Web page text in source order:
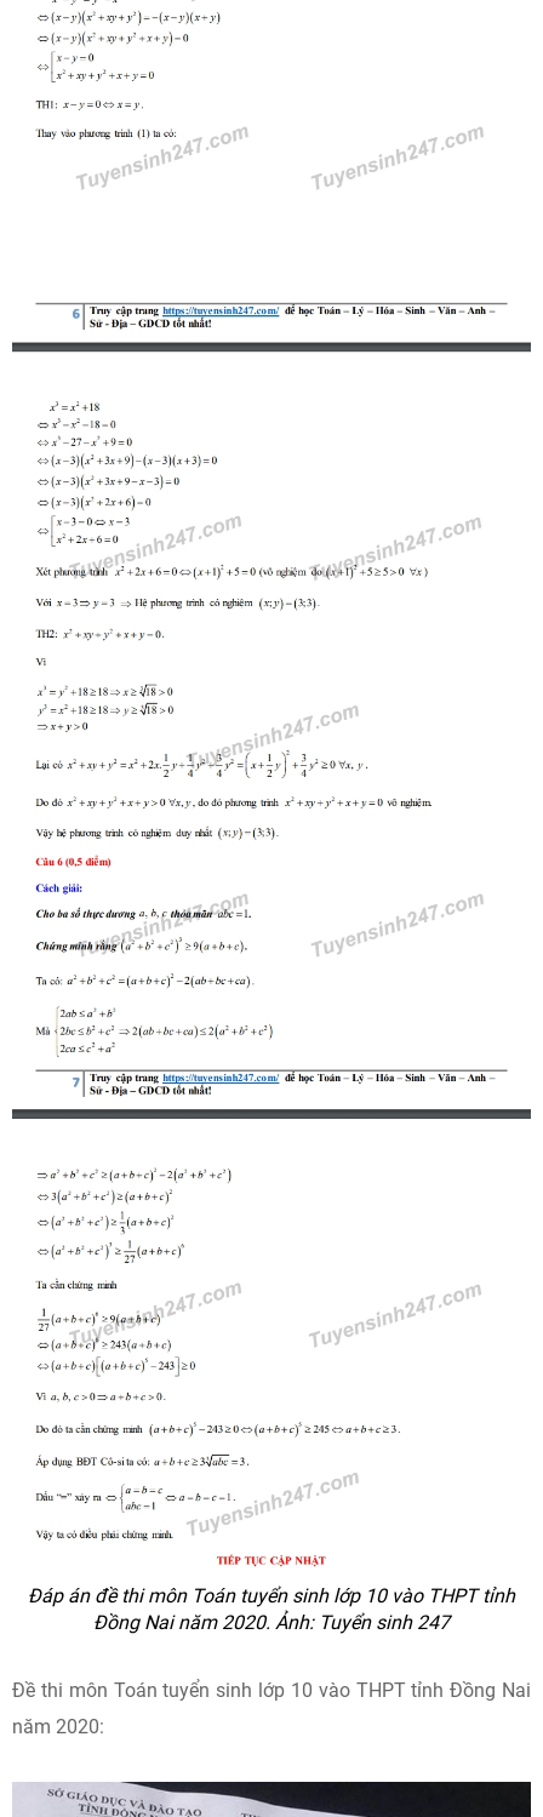
Đáp án đề thi môn Toán tuyển sinh lớp 10 vào THPT tỉnh
Đồng Nai năm 2020. Ảnh: Tuyển sinh 247
Đề thi môn Toán tuyển sinh lớp 10 vào THPT tỉnh Đồng Nai
năm 2020: